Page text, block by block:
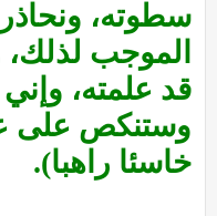
سطوته،
الموجب
قد علمته، وإني
وستنكص على
خاسئا راهبا).